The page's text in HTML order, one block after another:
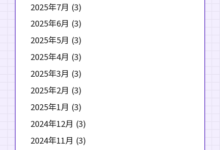
2025年7月 (3)
2025年6月 (3)
2025年5月 (3)
2025年4月 (3)
2025年3月 (3)
2025年2月 (3)
2025年1月 (3)
2024年12月 (3)
2024年11月 (3)